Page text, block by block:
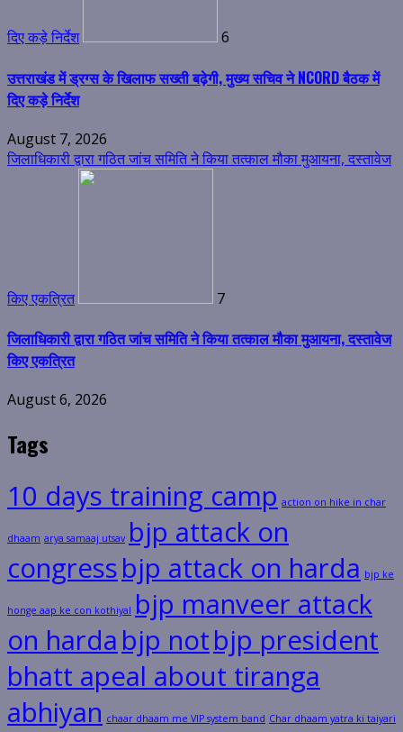
दिए कड़े निर्देश 6
उत्तराखंड में ड्रग्स के खिलाफ सख्ती बढ़ेगी, मुख्य सचिव ने NCORD बैठक में
दिए कड़े निर्देश
August 7, 2026
जिलाधिकारी द्वारा गठित जांच समिति ने किया तत्काल मौका मुआयना, दस्तावेज
किए एकत्रित 7
जिलाधिकारी द्वारा गठित जांच समिति ने किया तत्काल मौका मुआयना, दस्तावेज
किए एकत्रित
August 6, 2026
Tags
10 days training camp action on hike in char
dhaam arya samaaj utsav bjp attack on
congressbjp attack on harda bjp ke
honge aap ke con kothiyal bjp manveer attack
on harda bjp notbjp president
bhatt apeal about tiranga
abhiyan chaar dhaam me VIP system band Char dhaam yatra ki taiyari